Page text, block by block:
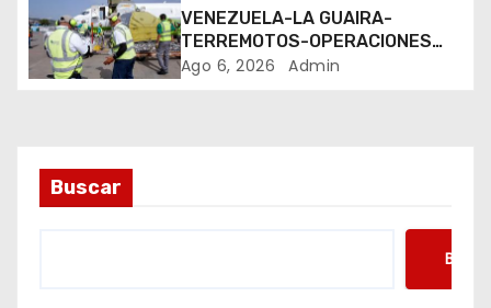
t
VENEZUELA-LA GUAIRA-
TERREMOTOS-OPERACIONES
AEREAS
Ago 6, 2026 Admin
Buscar